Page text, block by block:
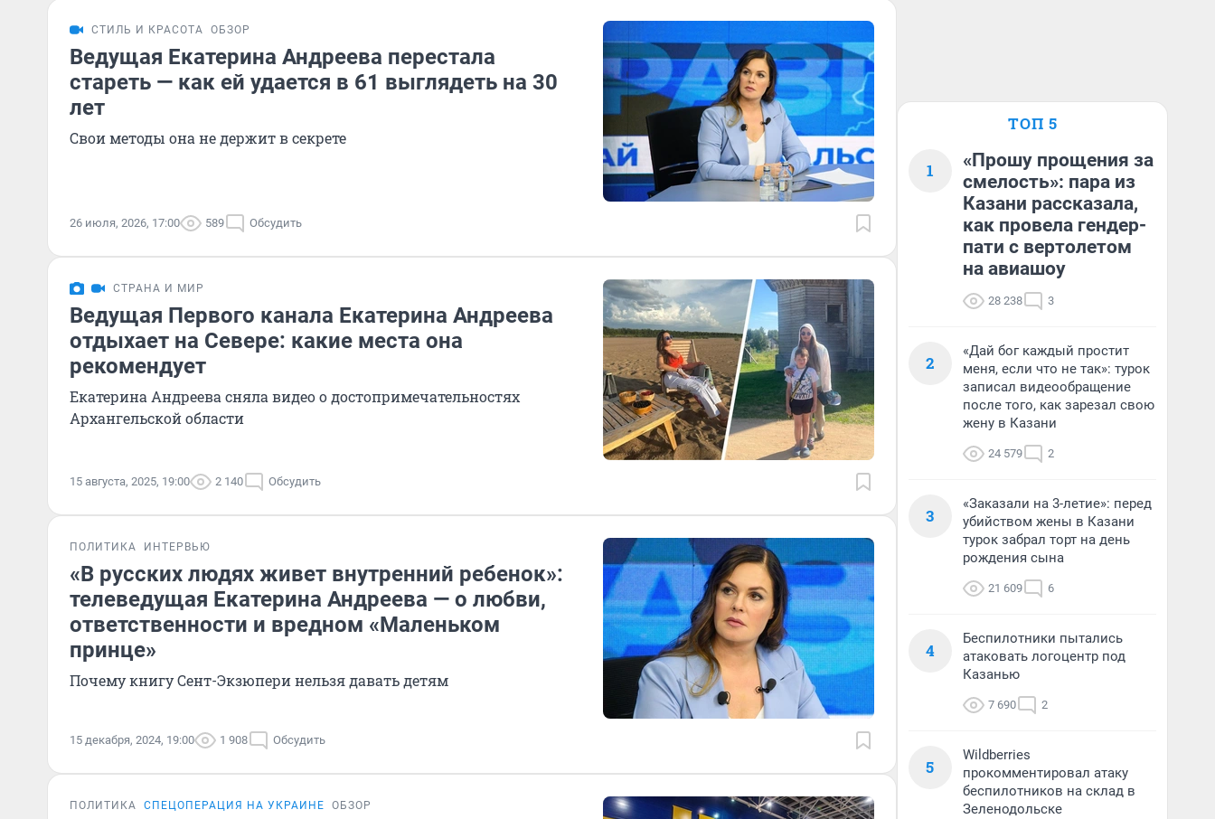
СТИЛЬ И КРАСОТА ОБЗОР
Ведущая Екатерина Андреева перестала
стареть — как ей удается в 61 выглядеть на 30
лет
Свои методы она не держит в секрете
26 июля, 2026, 17:00 589 Обсудить
СТРАНА И МИР
Ведущая Первого канала Екатерина Андреева
отдыхает на Севере: какие места она
рекомендует
Екатерина Андреева сняла видео о достопримечательностях
Архангельской области
15 августа, 2025, 19:00 2 140 Обсудить
ПОЛИТИКА ИНТЕРВЬЮ
«В русских людях живет внутренний ребенок»:
телеведущая Екатерина Андреева — о любви,
ответственности и вредном «Маленьком
принце»
Почему книгу Сент-Экзюпери нельзя давать детям
15 декабря, 2024, 19:00 1 908 Обсудить
ПОЛИТИКА СПЕЦОПЕРАЦИЯ НА УКРАИНЕ ОБЗОР
ТОП 5
1
«Прошу прощения за
смелость»: пара из
Казани рассказала,
как провела гендер-
пати с вертолетом
на авиашоу
28 238 3
2
«Дай бог каждый простит
меня, если что не так»: турок
записал видеообращение
после того, как зарезал свою
жену в Казани
24 579 2
3
«Заказали на 3-летие»: перед
убийством жены в Казани
турок забрал торт на день
рождения сына
21 609 6
4
Беспилотники пытались
атаковать логоцентр под
Казанью
7 690 2
5
Wildberries
прокомментировал атаку
беспилотников на склад в
Зеленодольске